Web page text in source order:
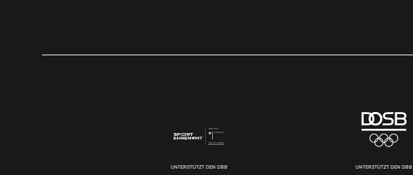
UNTERSTÜTZT DEN DBB UNTERSTÜTZT DEN DBB